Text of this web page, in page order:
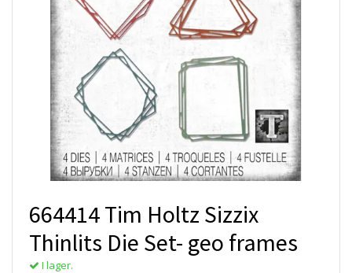
664414 Tim Holtz Sizzix
Thinlits Die Set- geo frames
I lager.